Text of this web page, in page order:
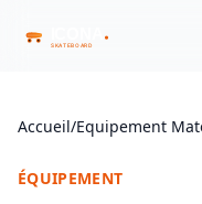
Accueil/Equipement
ÉQUIPEMENT